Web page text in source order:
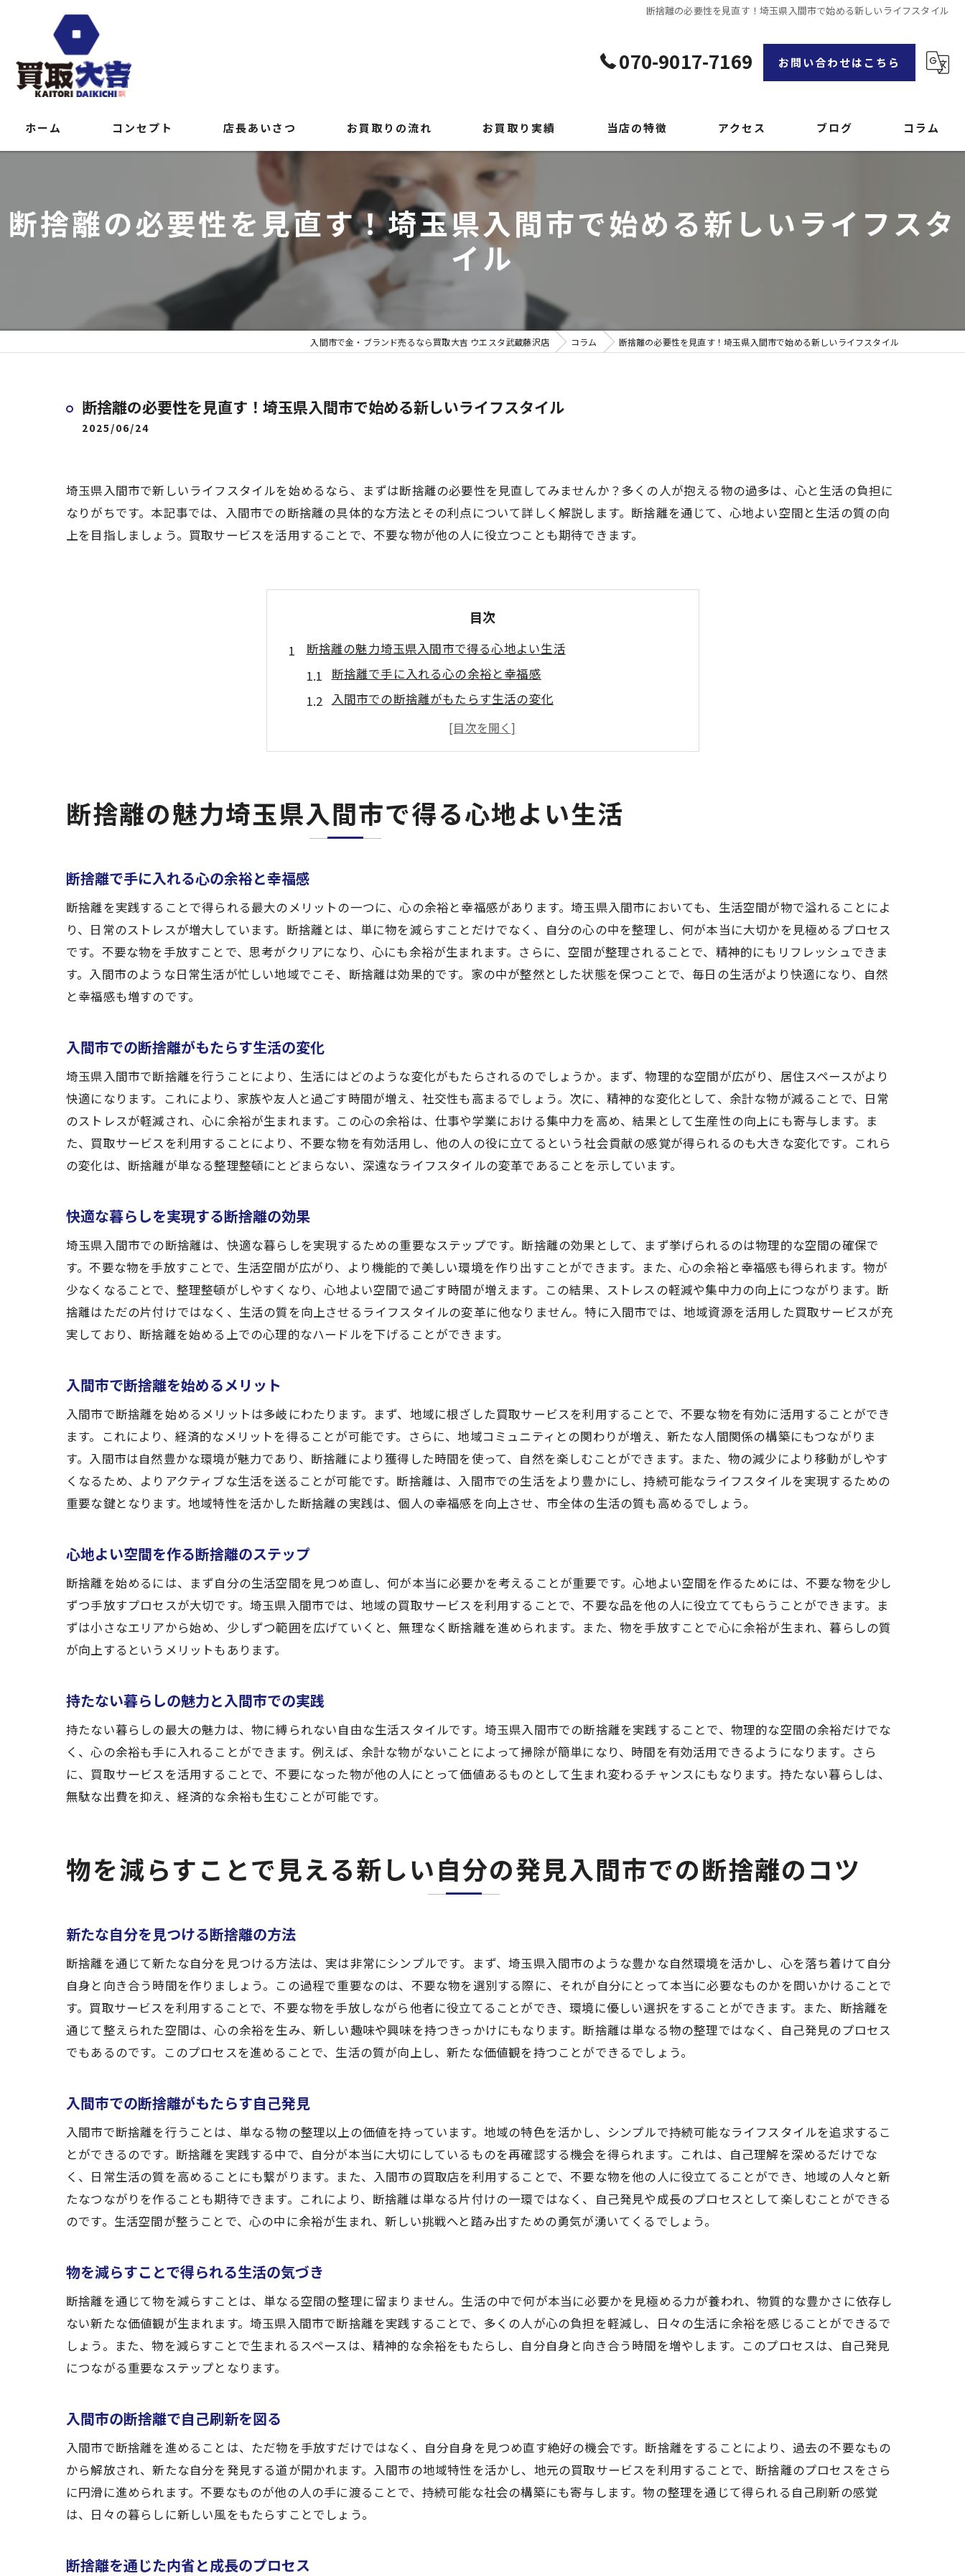
断捨離の必要性を見直す！埼玉県入間市で始める新しいライフスタイル
070-9017-7169 お問い合わせはこちら
ホーム コンセプト 店長あいさつ お買取りの流れ
よくある質問
お買取り実績 当店の特徴
時計
ブランド品
不用品買取・遺品整理
アクセス ブログ コラム
断捨離の必要性を見直す！埼玉県入間市で始める新しいライフスタ
イル
入間市で金・ブランド売るなら買取大吉 ウエスタ武蔵藤沢店 コラム 断捨離の必要性を見直す！埼玉県入間市で始める新しいライフスタイル
断捨離の必要性を見直す！埼玉県入間市で始める新しいライフスタイル
2025/06/24
埼玉県入間市で新しいライフスタイルを始めるなら、まずは断捨離の必要性を見直してみませんか？多くの人が抱える物の過多は、心と生活の負担に
なりがちです。本記事では、入間市での断捨離の具体的な方法とその利点について詳しく解説します。断捨離を通じて、心地よい空間と生活の質の向
上を目指しましょう。買取サービスを活用することで、不要な物が他の人に役立つことも期待できます。
目次
断捨離の魅力埼玉県入間市で得る心地よい生活
断捨離で手に入れる心の余裕と幸福感
入間市での断捨離がもたらす生活の変化
快適な暮らしを実現する断捨離の効果
入間市で断捨離を始めるメリット
持たない暮らしの魅力と入間市での実践
物を減らすことで見える新しい自分の発見入間市での断捨離のコツ
物を減らすことで得られる生活の気づき
入間市の断捨離で自己刷新を図る
断捨離を通じた内省と成長のプロセス
心の整理と断捨離の繋がりを理解する
断捨離がもたらす心のスッキリ感
空間の余裕が生む新しい生活の楽しみ
断捨離で心の平穏を取り戻す方法
入間市での断捨離の具体的なステップ
入間市の買取サービスを活用し断捨離で得る価値ある生活
価値を再評価する買取と断捨離の連携
入間市で買取を活用する利点
買取を通じた新しいライフスタイルの提案
断捨離で得られる生活の質とその活かし方
癒しの空間を持続する断捨離の秘訣
成功者に学ぶ入間市での断捨離の方法
事例で見る効果的な断捨離のアプローチ
断捨離がもたらす空間の変化と癒し
入間市でストレスを解消する断捨離の実践
断捨離による精神的解放のプロセス
物を減らすことで得られる安らぎ
入間市で始めるエコな暮らし断捨離で環境に優しい選択
エコな断捨離の始め方を知る
環境に配慮した断捨離の実践方法
入間市で考える持続可能な生活
断捨離がもたらす環境への貢献
入間市でのエコなライフスタイルの提案
断捨離を通じた生活の質向上入間市での始め方ガイド
断捨離で向上する生活の質と幸福度
より良い生活のための断捨離の手引き
生活改善を目指す入間市での断捨離
断捨離を活かした新しい日常の作り方
断捨離の魅力埼玉県入間市で得る心地よい生活
断捨離で手に入れる心の余裕と幸福感
断捨離を実践することで得られる最大のメリットの一つに、心の余裕と幸福感があります。埼玉県入間市においても、生活空間が物で溢れることによ
り、日常のストレスが増大しています。断捨離とは、単に物を減らすことだけでなく、自分の心の中を整理し、何が本当に大切かを見極めるプロセス
です。不要な物を手放すことで、思考がクリアになり、心にも余裕が生まれます。さらに、空間が整理されることで、精神的にもリフレッシュできま
す。入間市のような日常生活が忙しい地域でこそ、断捨離は効果的です。家の中が整然とした状態を保つことで、毎日の生活がより快適になり、自然
と幸福感も増すのです。
入間市での断捨離がもたらす生活の変化
埼玉県入間市で断捨離を行うことにより、生活にはどのような変化がもたらされるのでしょうか。まず、物理的な空間が広がり、居住スペースがより
快適になります。これにより、家族や友人と過ごす時間が増え、社交性も高まるでしょう。次に、精神的な変化として、余計な物が減ることで、日常
のストレスが軽減され、心に余裕が生まれます。この心の余裕は、仕事や学業における集中力を高め、結果として生産性の向上にも寄与します。ま
た、買取サービスを利用することにより、不要な物を有効活用し、他の人の役に立てるという社会貢献の感覚が得られるのも大きな変化です。これら
の変化は、断捨離が単なる整理整頓にとどまらない、深遠なライフスタイルの変革であることを示しています。
快適な暮らしを実現する断捨離の効果
埼玉県入間市での断捨離は、快適な暮らしを実現するための重要なステップです。断捨離の効果として、まず挙げられるのは物理的な空間の確保で
す。不要な物を手放すことで、生活空間が広がり、より機能的で美しい環境を作り出すことができます。また、心の余裕と幸福感も得られます。物が
少なくなることで、整理整頓がしやすくなり、心地よい空間で過ごす時間が増えます。この結果、ストレスの軽減や集中力の向上につながります。断
捨離はただの片付けではなく、生活の質を向上させるライフスタイルの変革に他なりません。特に入間市では、地域資源を活用した買取サービスが充
実しており、断捨離を始める上での心理的なハードルを下げることができます。
入間市で断捨離を始めるメリット
入間市で断捨離を始めるメリットは多岐にわたります。まず、地域に根ざした買取サービスを利用することで、不要な物を有効に活用することができ
ます。これにより、経済的なメリットを得ることが可能です。さらに、地域コミュニティとの関わりが増え、新たな人間関係の構築にもつながりま
す。入間市は自然豊かな環境が魅力であり、断捨離により獲得した時間を使って、自然を楽しむことができます。また、物の減少により移動がしやす
くなるため、よりアクティブな生活を送ることが可能です。断捨離は、入間市での生活をより豊かにし、持続可能なライフスタイルを実現するための
重要な鍵となります。地域特性を活かした断捨離の実践は、個人の幸福感を向上させ、市全体の生活の質も高めるでしょう。
心地よい空間を作る断捨離のステップ
断捨離を始めるには、まず自分の生活空間を見つめ直し、何が本当に必要かを考えることが重要です。心地よい空間を作るためには、不要な物を少し
ずつ手放すプロセスが大切です。埼玉県入間市では、地域の買取サービスを利用することで、不要な品を他の人に役立ててもらうことができます。ま
ずは小さなエリアから始め、少しずつ範囲を広げていくと、無理なく断捨離を進められます。また、物を手放すことで心に余裕が生まれ、暮らしの質
が向上するというメリットもあります。
持たない暮らしの魅力と入間市での実践
持たない暮らしの最大の魅力は、物に縛られない自由な生活スタイルです。埼玉県入間市での断捨離を実践することで、物理的な空間の余裕だけでな
く、心の余裕も手に入れることができます。例えば、余計な物がないことによって掃除が簡単になり、時間を有効活用できるようになります。さら
に、買取サービスを活用することで、不要になった物が他の人にとって価値あるものとして生まれ変わるチャンスにもなります。持たない暮らしは、
無駄な出費を抑え、経済的な余裕も生むことが可能です。
物を減らすことで見える新しい自分の発見入間市での断捨離のコツ
新たな自分を見つける断捨離の方法
断捨離を通じて新たな自分を見つける方法は、実は非常にシンプルです。まず、埼玉県入間市のような豊かな自然環境を活かし、心を落ち着けて自分
自身と向き合う時間を作りましょう。この過程で重要なのは、不要な物を選別する際に、それが自分にとって本当に必要なものかを問いかけることで
す。買取サービスを利用することで、不要な物を手放しながら他者に役立てることができ、環境に優しい選択をすることができます。また、断捨離を
通じて整えられた空間は、心の余裕を生み、新しい趣味や興味を持つきっかけにもなります。断捨離は単なる物の整理ではなく、自己発見のプロセス
でもあるのです。このプロセスを進めることで、生活の質が向上し、新たな価値観を持つことができるでしょう。
入間市での断捨離がもたらす自己発見
入間市で断捨離を行うことは、単なる物の整理以上の価値を持っています。地域の特色を活かし、シンプルで持続可能なライフスタイルを追求するこ
とができるのです。断捨離を実践する中で、自分が本当に大切にしているものを再確認する機会を得られます。これは、自己理解を深めるだけでな
く、日常生活の質を高めることにも繋がります。また、入間市の買取店を利用することで、不要な物を他の人に役立てることができ、地域の人々と新
たなつながりを作ることも期待できます。これにより、断捨離は単なる片付けの一環ではなく、自己発見や成長のプロセスとして楽しむことができる
のです。生活空間が整うことで、心の中に余裕が生まれ、新しい挑戦へと踏み出すための勇気が湧いてくるでしょう。
物を減らすことで得られる生活の気づき
断捨離を通じて物を減らすことは、単なる空間の整理に留まりません。生活の中で何が本当に必要かを見極める力が養われ、物質的な豊かさに依存し
ない新たな価値観が生まれます。埼玉県入間市で断捨離を実践することで、多くの人が心の負担を軽減し、日々の生活に余裕を感じることができるで
しょう。また、物を減らすことで生まれるスペースは、精神的な余裕をもたらし、自分自身と向き合う時間を増やします。このプロセスは、自己発見
につながる重要なステップとなります。
入間市の断捨離で自己刷新を図る
入間市で断捨離を進めることは、ただ物を手放すだけではなく、自分自身を見つめ直す絶好の機会です。断捨離をすることにより、過去の不要なもの
から解放され、新たな自分を発見する道が開かれます。入間市の地域特性を活かし、地元の買取サービスを利用することで、断捨離のプロセスをさら
に円滑に進められます。不要なものが他の人の手に渡ることで、持続可能な社会の構築にも寄与します。物の整理を通じて得られる自己刷新の感覚
は、日々の暮らしに新しい風をもたらすことでしょう。
断捨離を通じた内省と成長のプロセス